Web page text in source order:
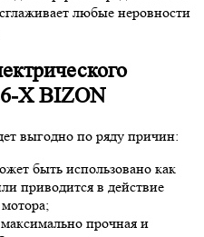
любые неровности
X BIZON
выгодно по ряду причин:
быть использовано как
приводится в действие
прочная и